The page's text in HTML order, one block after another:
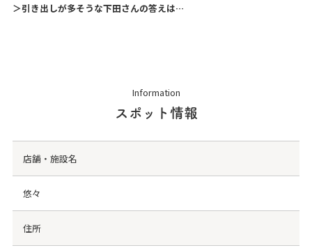
＞引き出しが多そうな下田さんの答えは…
Information
スポット情報
店舗・施設名
悠々
住所